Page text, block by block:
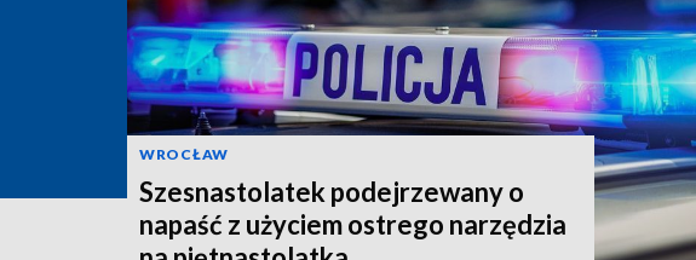
WROCŁAW
Szesnastolatek podejrzewany o
napaść z użyciem ostrego narzędzia